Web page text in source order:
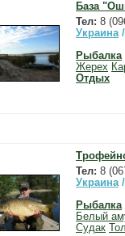
База
Тел: 8
Украина
Рыбалка
Жерех
Отдых
Тел: 8
Украина
Рыбалка
Белый
Судак